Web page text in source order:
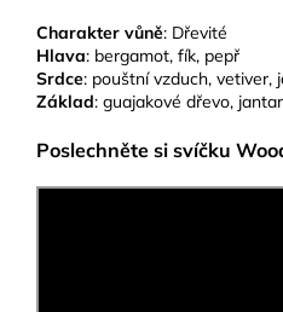
Charakter vůně: Dřevité
Hlava: bergamot, fík, pepř
Srdce: pouštní vzduch, vetiver,
Základ: guajakové dřevo,
Poslechněte si svíčku